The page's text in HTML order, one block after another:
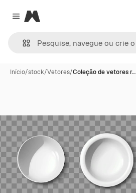
Close menu
Magnific
Início/stock/Vetores/Coleção de vetores r…